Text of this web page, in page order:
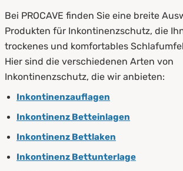
Bei PROCAVE finden Sie eine breite
Produkten für Inkontinenzschutz, die
trockenes und komfortables
Hier sind die verschiedenen Arten von
Inkontinenzschutz, die wir anbieten:
Inkontinenzauflagen
Inkontinenz Betteinlagen
Inkontinenz Bettlaken
Inkontinenz Bettunterlage